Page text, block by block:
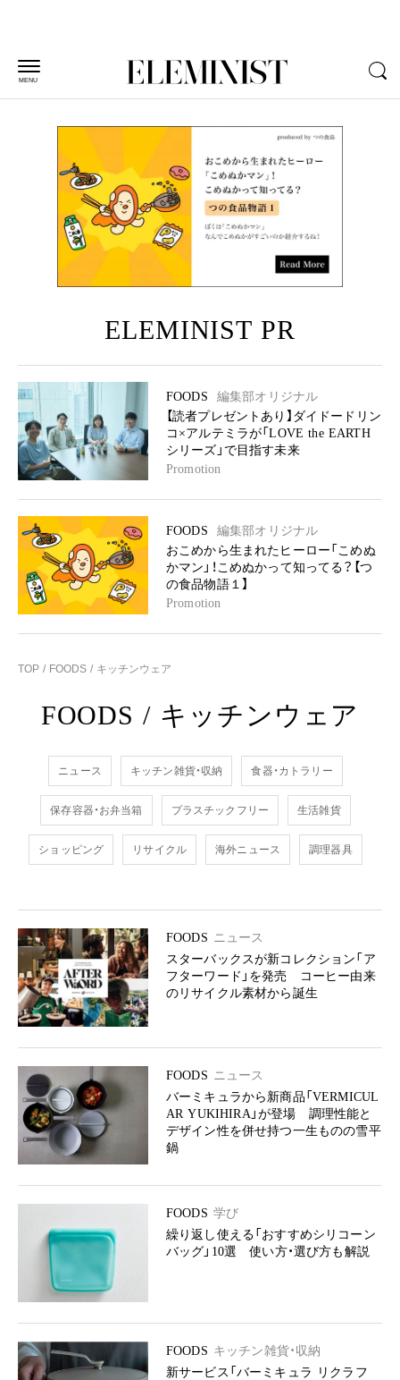
MENU
ELEMINIST PR
FOODS
編集部オリジナル
【読者プレゼントあり】ダイドードリン
コ×アルテミラが「LOVE the EARTH
シリーズ」で目指す未来
Promotion
FOODS
編集部オリジナル
おこめから生まれたヒーロー「こめぬ
かマン」！こめぬかって知ってる？【つ
の食品物語１】
Promotion
TOP FOODS キッチンウェア
FOODS/ キッチンウェア
ニュース キッチン雑貨・収納 食器・カトラリー
保存容器・お弁当箱 プラスチックフリー 生活雑貨
ショッピング リサイクル 海外ニュース 調理器具
FOODS ニュース
スターバックスが新コレクション「ア
フターワード」を発売 コーヒー由来
のリサイクル素材から誕生
FOODS ニュース
バーミキュラから新商品「VERMICUL
AR YUKIHIRA」が登場 調理性能と
デザイン性を併せ持つ一生ものの雪平
鍋
FOODS 学び
繰り返し使える「おすすめシリコーン
バッグ」10選 使い方・選び方も解説
FOODS キッチン雑貨・収納
新サービス「バーミキュラ リクラフ